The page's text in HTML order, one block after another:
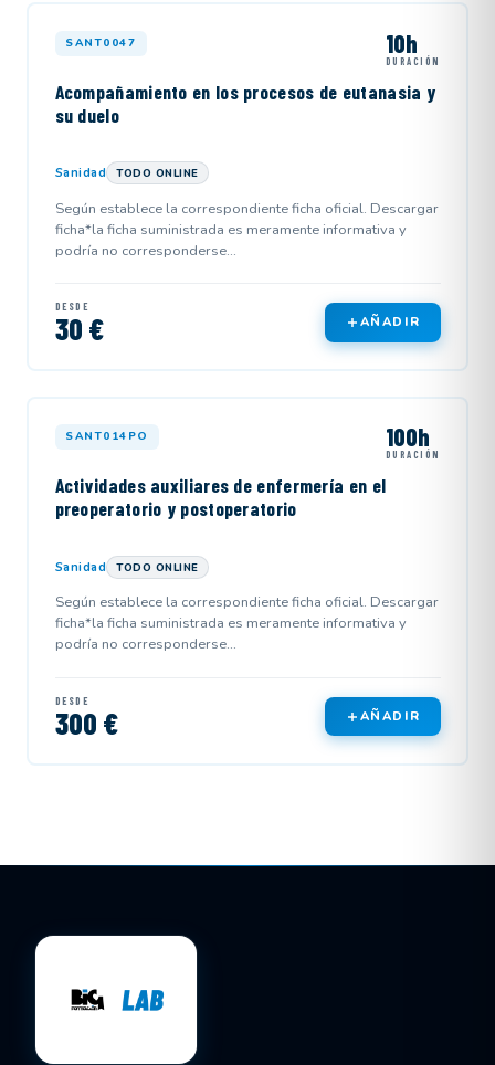
SANT0047 10h
DURACIÓN
Acompañamiento en los procesos de eutanasia y
su duelo
Sanidad TODO ONLINE
Según establece la correspondiente ficha oficial. Descargar
ficha*la ficha suministrada es meramente informativa y
podría no corresponderse...
DESDE
30 € AÑADIR
SANT014PO 100h
DURACIÓN
Actividades auxiliares de enfermería en el
preoperatorio y postoperatorio
Sanidad TODO ONLINE
Según establece la correspondiente ficha oficial. Descargar
ficha*la ficha suministrada es meramente informativa y
podría no corresponderse...
DESDE
300 € AÑADIR